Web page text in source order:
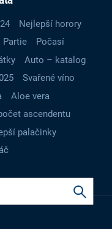
Nejlepší horory
Partie
Počasí
Auto – katalog
Svařené víno
Aloe vera
ascendentu
palačinky